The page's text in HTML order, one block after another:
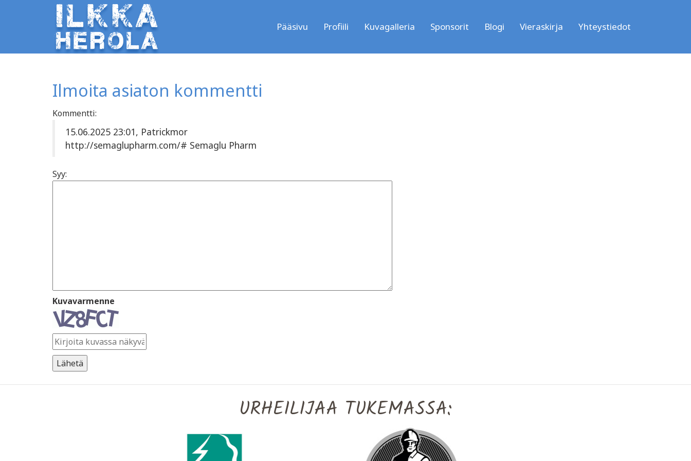
Pääsivu Profiili Kuvagalleria Sponsorit Blogi Vieraskirja Yhteystiedot
Ilmoita asiaton kommentti
Kommentti:
15.06.2025 23:01, Patrickmor
http://semaglupharm.com/# Semaglu Pharm
Syy:
Kuvavarmenne
URHEILIJAA TUKEMASSA: